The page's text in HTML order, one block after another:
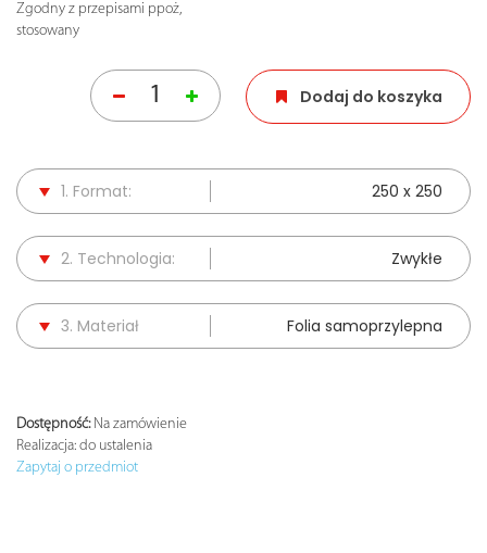
Zgodny z przepisami ppoż,
stosowany
Dodaj do koszyka
1. Format: 250 x 250
2. Technologia: Zwykłe
3. Materiał Folia samoprzylepna
Dostępność:Na zamówienie
Realizacja: do ustalenia
Zapytaj o przedmiot